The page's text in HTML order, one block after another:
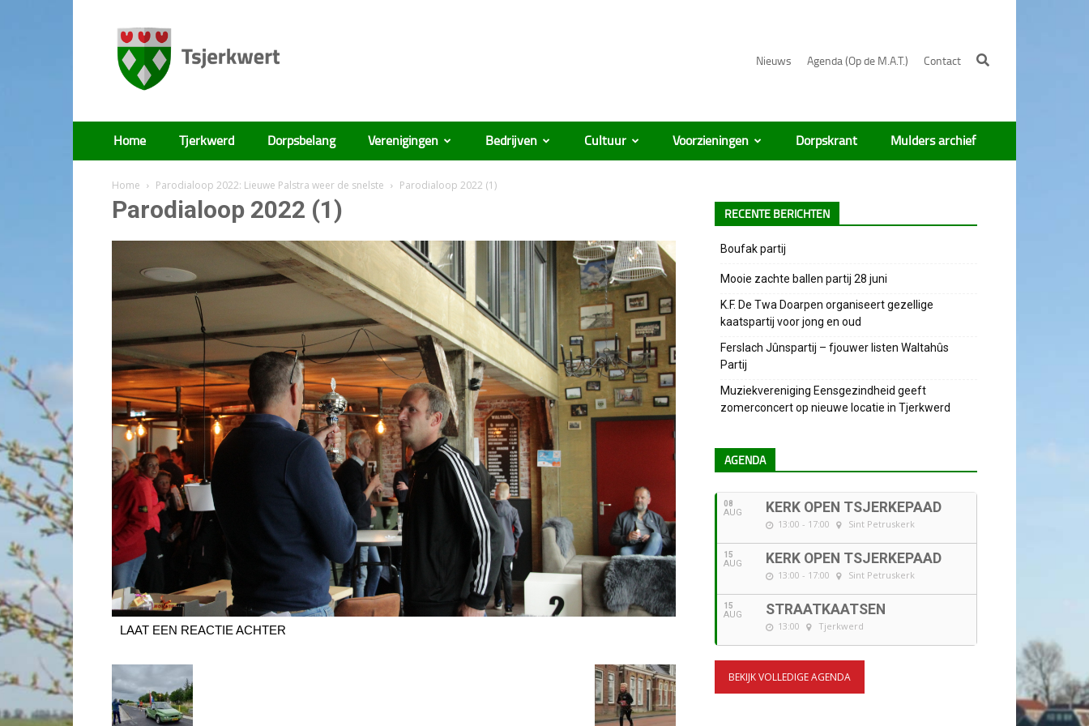
Nieuws Agenda (Op de M.A.T.) Contact
Tsjerkwert
Home Tjerkwerd Dorpsbelang Verenigingen Bedrijven Cultuur Voorzieningen Dorpskrant Mulders archief
Home Parodialoop 2022: Lieuwe Palstra weer de snelste Parodialoop 2022 (1)
Parodialoop 2022 (1)
LAAT EEN REACTIE ACHTER
RECENTE BERICHTEN
Boufak partij
Mooie zachte ballen partij 28 juni
K.F. De Twa Doarpen organiseert gezellige
kaatspartij voor jong en oud
Ferslach Jûnspartij – fjouwer listen Waltahûs
Partij
Muziekvereniging Eensgezindheid geeft
zomerconcert op nieuwe locatie in Tjerkwerd
AGENDA
08
AUG KERK OPEN TSJERKEPAAD
13:00 - 17:00 Sint Petruskerk
15
AUG KERK OPEN TSJERKEPAAD
13:00 - 17:00 Sint Petruskerk
15
AUG STRAATKAATSEN
13:00 Tjerkwerd
BEKIJK VOLLEDIGE AGENDA